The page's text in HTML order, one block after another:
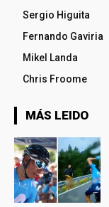
Sergio Higuita
Fernando Gaviria
Mikel Landa
Chris Froome
MÁS LEIDO